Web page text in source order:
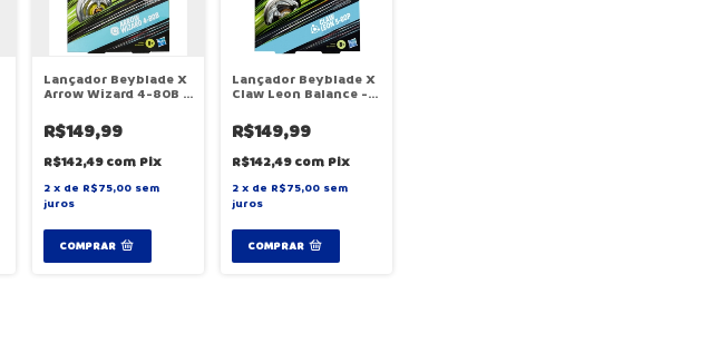
Lançador Beyblade X
Arrow Wizard 4-80B -
R$149,99
R$142,49com Pix
2 x de R$75,00 sem
juros
Lançador Beyblade X
Claw Leon Balance -
R$149,99
R$142,49com Pix
2 x de R$75,00 sem
juros